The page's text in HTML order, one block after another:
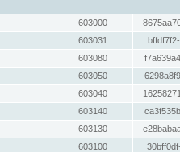
603000
603031
603080
603050
603040
603140
603130
603100